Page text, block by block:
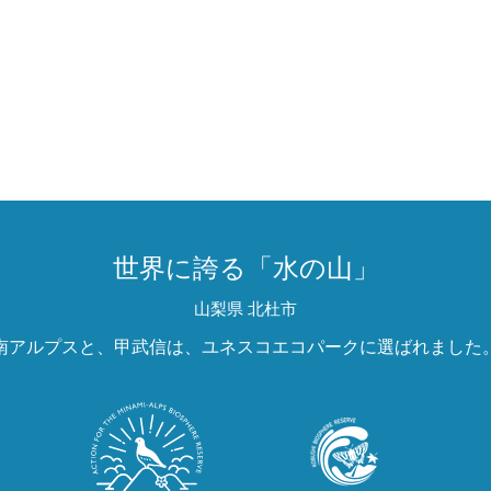
世界に誇る「水の山」
山梨県 北杜市
アルプスと、甲武信は、ユネスコエコパークに選ばれました